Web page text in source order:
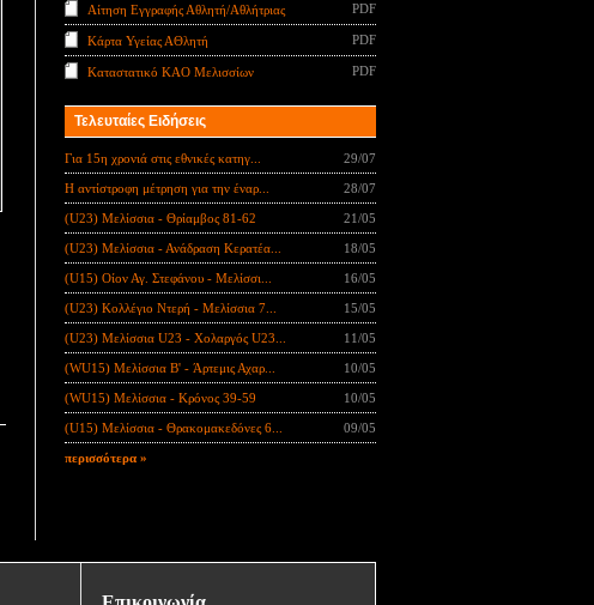
Αίτηση Εγγραφής Αθλητή/Αθλήτριας PDF
Κάρτα Υγείας ΑΘλητή PDF
Καταστατικό ΚΑΟ Μελισσίων PDF
Τελευταίες Ειδήσεις
Για 15η χρονιά στις εθνικές κατηγ... 29/07
Η αντίστροφη μέτρηση για την έναρ... 28/07
(U23) Μελίσσια - Θρίαμβος 81-62 21/05
(U23) Μελίσσια - Ανάδραση Κερατέα... 18/05
(U15) Οίον Αγ. Στεφάνου - Μελίσσι... 16/05
(U23) Κολλέγιο Ντερή - Μελίσσια 7... 15/05
(U23) Μελίσσια U23 - Χολαργός U23... 11/05
(WU15) Μελίσσια B' - Άρτεμις Αχαρ... 10/05
(WU15) Μελίσσια - Κρόνος 39-59 10/05
(U15) Μελίσσια - Θρακομακεδόνες 6... 09/05
περισσότερα »